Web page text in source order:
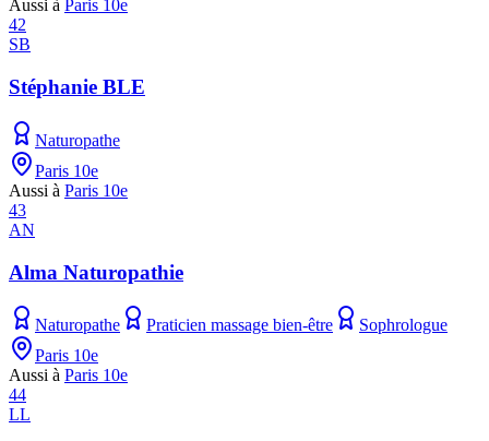
Aussi à Paris 10e
42
SB
Stéphanie BLE
Naturopathe
Paris 10e
Aussi à Paris 10e
43
AN
Alma Naturopathie
Naturopathe Praticien massage bien-être
Sophrologue
Paris 10e
Aussi à Paris 10e
44
LL